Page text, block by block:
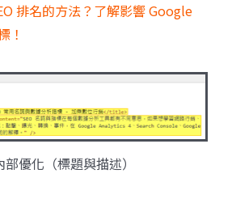
排名的方法？了解影響 Google
！
優化（標題與描述）